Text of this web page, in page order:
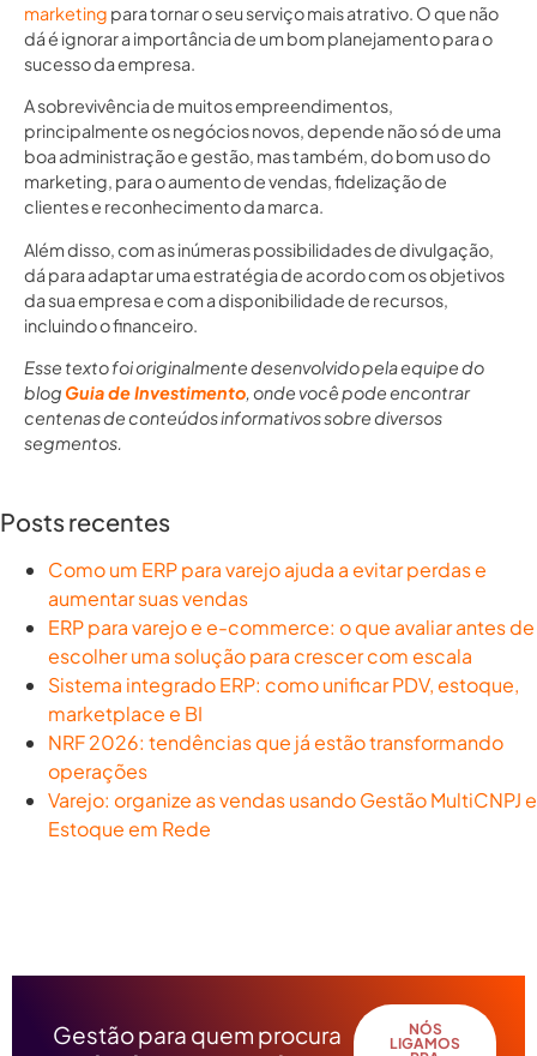
marketing para tornar o seu serviço mais atrativo. O que não
dá é ignorar a importância de um bom planejamento para o
sucesso da empresa.
A sobrevivência de muitos empreendimentos,
principalmente os negócios novos, depende não só de uma
boa administração e gestão, mas também, do bom uso do
marketing, para o aumento de vendas, fidelização de
clientes e reconhecimento da marca.
Além disso, com as inúmeras possibilidades de divulgação,
dá para adaptar uma estratégia de acordo com os objetivos
da sua empresa e com a disponibilidade de recursos,
incluindo o financeiro.
Esse texto foi originalmente desenvolvido pela equipe do
blog Guia de Investimento, onde você pode encontrar
centenas de conteúdos informativos sobre diversos
segmentos.
Posts recentes
Como um ERP para varejo ajuda a evitar perdas e
aumentar suas vendas
ERP para varejo e e-commerce: o que avaliar antes de
escolher uma solução para crescer com escala
Sistema integrado ERP: como unificar PDV, estoque,
marketplace e BI
NRF 2026: tendências que já estão transformando
operações
Varejo: organize as vendas usando Gestão MultiCNPJ e
Estoque em Rede
Gestão para quem procura
NÓS
LIGAMOS